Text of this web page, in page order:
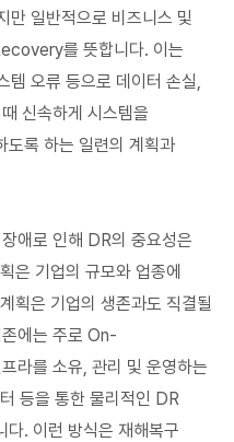
만 일반적으로 비즈니스 및
를 뜻합니다. 이는
템 오류 등으로 데이터 손실,
신속하게 시스템을
도록 하는 일련의 계획과
애로 인해 DR의 중요성은
은 기업의 규모와 업종에
획은 기업의 생존과도 직결될
에는 주로 On-
라를 소유, 관리 및 운영하는
등을 통한 물리적인 DR
다. 이런 방식은 재해복구